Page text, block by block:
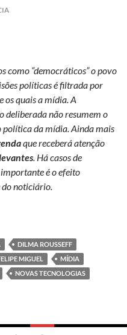
como “democráticos” o povo
políticas é filtrada por
os quais a mídia. A
deliberada não resumem o
da mídia. Ainda mais
que receberá atenção
. Há casos de
é o efeito
noticiário.
e a democracia
DILMA ROUSSEFF
MIGUEL
MÍDIA
NOVAS TECNOLOGIAS